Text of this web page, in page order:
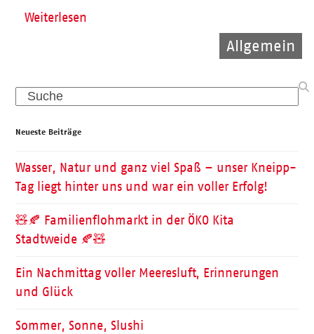
Allgemein
Allgemein
Allgemein
Weiterlesen
Search
Neueste Beiträge
Wasser, Natur und ganz viel Spaß – unser Kneipp-
Tag liegt hinter uns und war ein voller Erfolg!
🧸🍂 Familienflohmarkt in der ÖKO Kita
Stadtweide 🍂🧸
Ein Nachmittag voller Meeresluft, Erinnerungen
und Glück
Sommer, Sonne, Slushi